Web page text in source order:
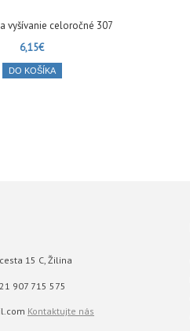
vyšívanie celoročné 307
6,15€
DO KOŠÍKA
cesta 15 C, Žilina
907 715 575
Kontaktujte nás